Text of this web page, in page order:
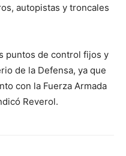
autopistas y troncales
puntos de control fijos y
de la Defensa, ya que
con la Fuerza Armada
Reverol.